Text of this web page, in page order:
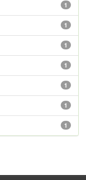
1
1
1
1
1
1
1